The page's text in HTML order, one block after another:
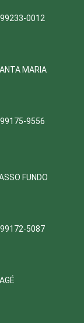
0012
MARIA
9556
FUNDO
5087